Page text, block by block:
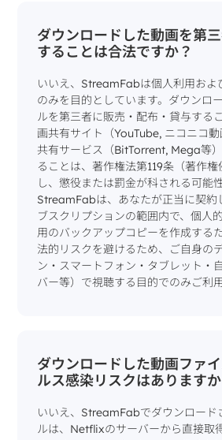
ダウンロードした動画を第
することは合法ですか？
いいえ、StreamFabは個人利用およ
のみを目的としています。ダウンロ
ルを第三者に販売・配布・貸与する
画共有サイト（YouTube, ニコニコ
共有サービス（BitTorrent, Mega等
ることは、著作権法第119条（著作
し、懲役または罰金が科される可能
StreamFabは、あなたが正当に契
ブスクリプションの範囲内で、個人
用のバックアップコピーを作成する
法的リスクを避けるため、ご自身の
ン・スマートフォン・タブレット・
バー等）で視聴する目的でのみご利
ダウンロードした動画ファ
ルス感染リスクはありますか
いいえ、StreamFabでダウンロード
ルは、Netflixのサーバーから直接取